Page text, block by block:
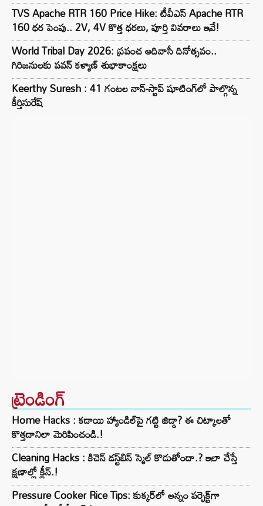
TVS Apache RTR 160 Price Hike: టీవీఎస్ Apache RTR
160 ధర పెంపు.. 2V, 4V కొత్త ధరలు, పూర్తి వివరాలు ఇవే!
World Tribal Day 2026: ప్రపంచ ఆదివాసీ దినోత్సవం..
గిరిజనులకు పవన్ కళ్యాణ్ శుభాకాంక్షలు
Keerthy Suresh : 41 గంటల నాన్-స్టాప్ షూటింగ్‌లో పాల్గొన్న
కీర్తిసురేష్‌
ట్రెండింగ్‌
Home Hacks : కడాయి హ్యాండిల్‌పై గట్టి జిడ్డా? ఈ చిట్కాలతో
కొత్తదానిలా మెరిపించండి.!
Cleaning Hacks : కిచెన్ డస్ట్‌బిన్ స్మెల్ కొడుతోందా.? ఇలా చేస్తే
క్షణాల్లో క్లీన్.!
Pressure Cooker Rice Tips: కుక్కర్‌లో అన్నం పర్ఫెక్ట్‌గా